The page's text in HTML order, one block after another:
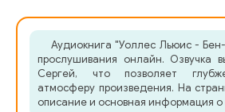
01_05
01_06
01_07
Аудиокнига "Уоллес Льюис -
прослушивания онлайн. Озвучка
Сергей, что позволяет глубже
атмосферу произведения. На
описание и основная информация о